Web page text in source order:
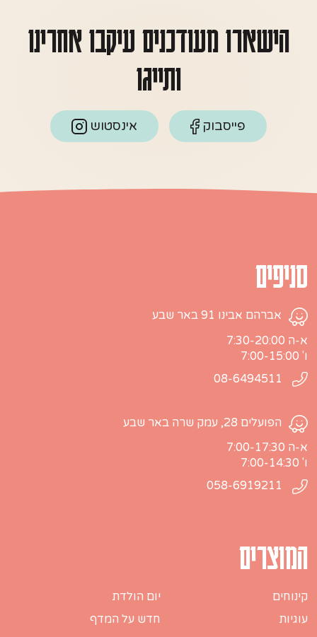
הישארו מעודכנים עיקבו אחרינו
ותייגו
פייסבוק אינסטוש
סניפים
אברהם אבינו 91 באר שבע
א-ה 7:30-20:00
ו' 7:00-15:00
הפועלים 28, עמק שרה באר שבע
א-ה 7:00-17:30
ו' 7:00-14:30
המוצרים
קינוחים
עוגיות
יום הולדת
חדש על המדף